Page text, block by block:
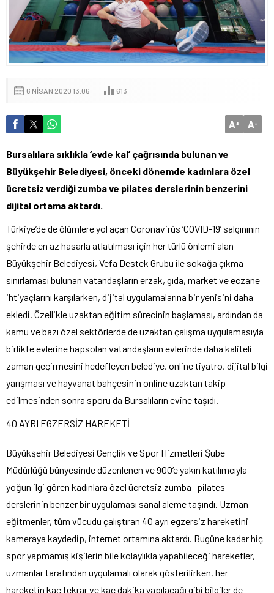
6 NISAN 2020 13:06 613
A+ A-
Bursalılara sıklıkla ‘evde kal’ çağrısında bulunan ve
Büyükşehir Belediyesi, önceki dönemde kadınlara özel
ücretsiz verdiği zumba ve pilates derslerinin benzerini
dijital ortama aktardı.
Türkiye’de de ölümlere yol açan Coronavirüs ‘COVID-19’ salgınının
şehirde en az hasarla atlatılması için her türlü önlemi alan
Büyükşehir Belediyesi, Vefa Destek Grubu ile sokağa çıkma
sınırlaması bulunan vatandaşların erzak, gıda, market ve eczane
ihtiyaçlarını karşılarken, dijital uygulamalarına bir yenisini daha
ekledi. Özellikle uzaktan eğitim sürecinin başlaması, ardından da
kamu ve bazı özel sektörlerde de uzaktan çalışma uygulamasıyla
birlikte evlerine hapsolan vatandaşların evlerinde daha kaliteli
zaman geçirmesini hedefleyen belediye, online tiyatro, dijital bilgi
yarışması ve hayvanat bahçesinin online uzaktan takip
edilmesinden sonra sporu da Bursalıların evine taşıdı.
40 AYRI EGZERSİZ HAREKETİ
Büyükşehir Belediyesi Gençlik ve Spor Hizmetleri Şube
Müdürlüğü bünyesinde düzenlenen ve 900’e yakın katılımcıyla
yoğun ilgi gören kadınlara özel ücretsiz zumba -pilates
derslerinin benzer bir uygulaması sanal aleme taşındı. Uzman
eğitmenler, tüm vücudu çalıştıran 40 ayrı egzersiz hareketini
kameraya kaydedip, internet ortamına aktardı. Bugüne kadar hiç
spor yapmamış kişilerin bile kolaylıkla yapabileceği hareketler,
uzmanlar tarafından uygulamalı olarak gösterilirken, her
hareketin kaç tekrar ve kaç dakika yapılacağı gibi bilgiler de